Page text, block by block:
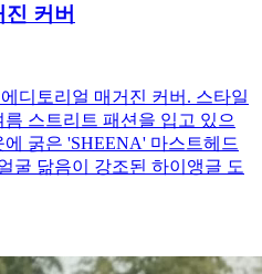
커버
디토리얼 매거진 커버. 스타일
스트리트 패션을 입고 있으
굵은 'SHEENA' 마스트헤드
굴 닮음이 강조된 하이앵글 도